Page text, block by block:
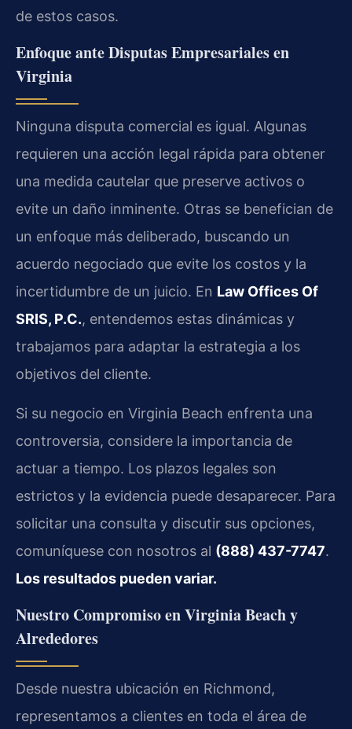
de estos casos.
Enfoque ante Disputas Empresariales en
Virginia
Ninguna disputa comercial es igual. Algunas
requieren una acción legal rápida para obtener
una medida cautelar que preserve activos o
evite un daño inminente. Otras se benefician de
un enfoque más deliberado, buscando un
acuerdo negociado que evite los costos y la
incertidumbre de un juicio. En Law Offices Of
SRIS, P.C., entendemos estas dinámicas y
trabajamos para adaptar la estrategia a los
objetivos del cliente.
Si su negocio en Virginia Beach enfrenta una
controversia, considere la importancia de
actuar a tiempo. Los plazos legales son
estrictos y la evidencia puede desaparecer. Para
solicitar una consulta y discutir sus opciones,
comuníquese con nosotros al (888) 437-7747.
Los resultados pueden variar.
Nuestro Compromiso en Virginia Beach y
Alrededores
Desde nuestra ubicación en Richmond,
representamos a clientes en toda el área de